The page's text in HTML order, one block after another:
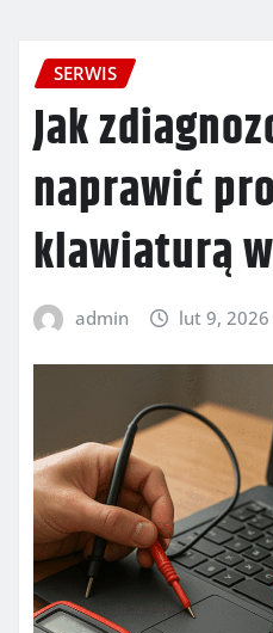
SERWIS
Jak
naprawić
klawiaturą
admin lut 9, 2026